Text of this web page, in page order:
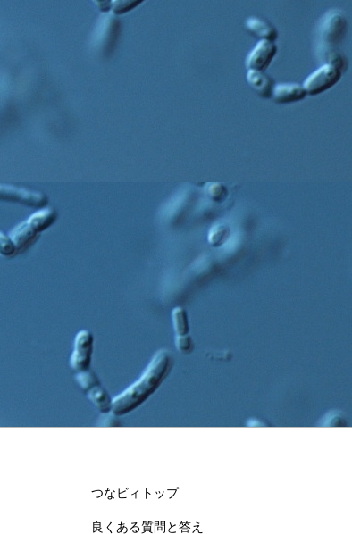
つなビィトップ
良くある質問と答え